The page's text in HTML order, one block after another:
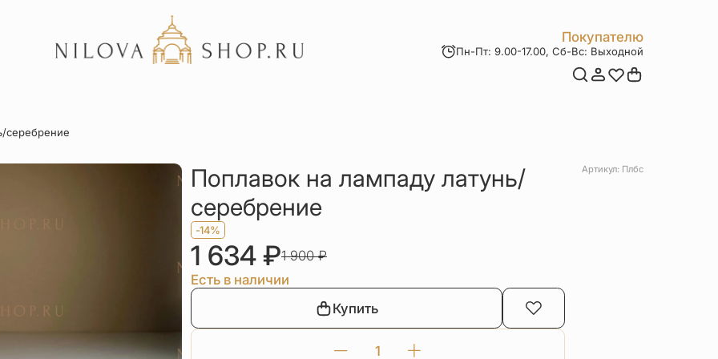
Покупателю
Акции
Пн-Пт: 9.00-17.00, Сб-Вс: Выходной
Акции
Статьи
серебрение
Поплавок на лампаду латунь/
серебрение
Артикул: Плбс
-14%
1 634₽1 900₽
Есть в наличии
Купить